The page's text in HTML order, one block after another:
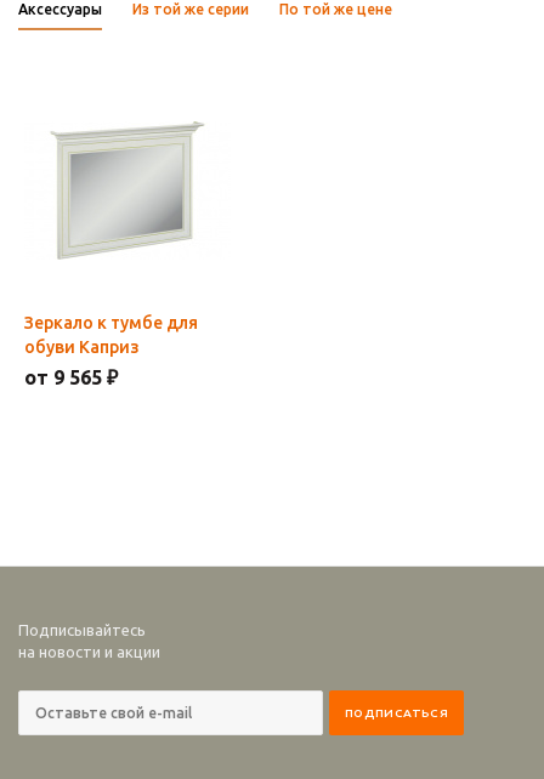
Аксессуары Из той же серии По той же цене
Зеркало к тумбе для
обуви Каприз
от 9 565 ₽
Подписывайтесь
на новости и акции